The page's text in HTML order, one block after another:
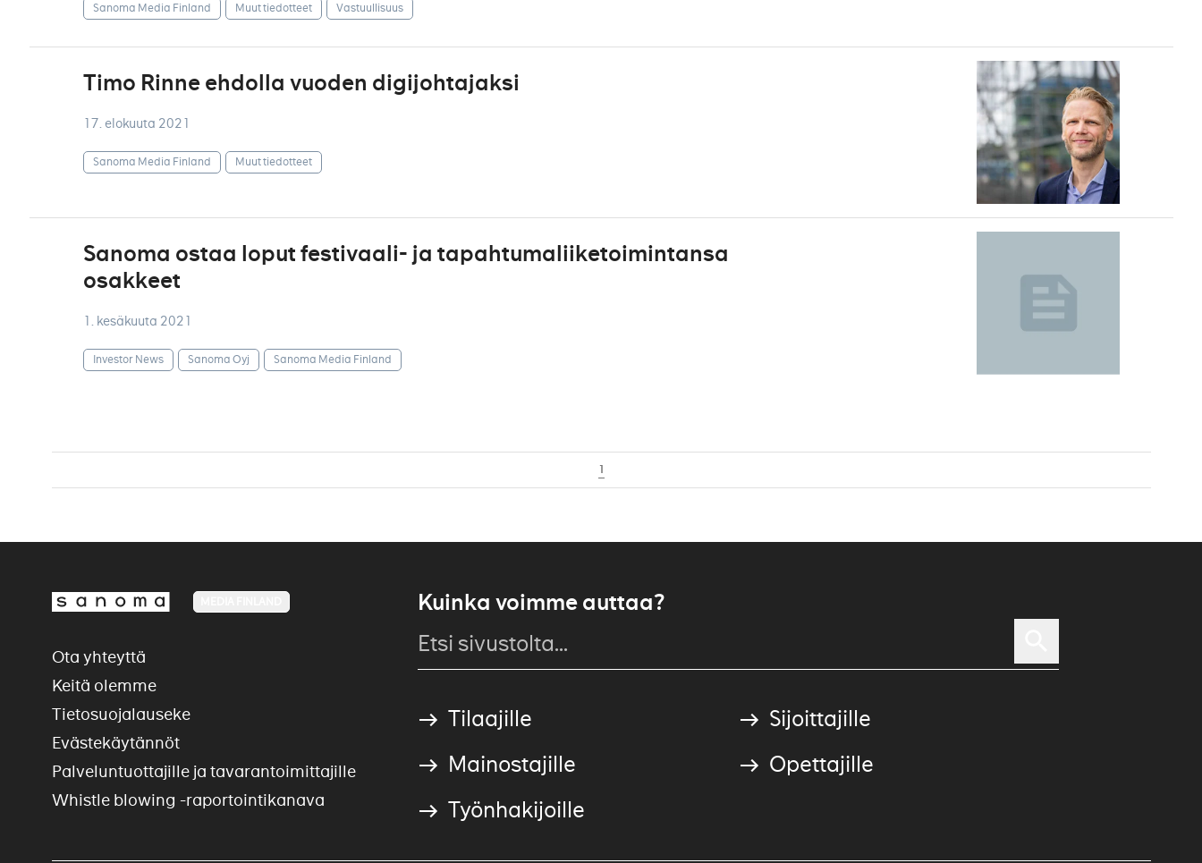
Sanoma Media Finland Muut tiedotteet Vastuullisuus
Timo Rinne ehdolla vuoden digijohtajaksi
17. elokuuta 2021
Sanoma Media Finland Muut tiedotteet
Sanoma ostaa loput festivaali- ja tapahtumaliiketoimintansa
osakkeet
1. kesäkuuta 2021
Investor News Sanoma Oyj Sanoma Media Finland
1
Kuinka voimme auttaa?
Tilaajille
Sijoittajille
Mainostajille
Opettajille
Työnhakijoille
Ota yhteyttä
Keitä olemme
Tietosuojalauseke
Evästekäytännöt
Palveluntuottajille ja tavarantoimittajille
Whistle blowing -raportointikanava